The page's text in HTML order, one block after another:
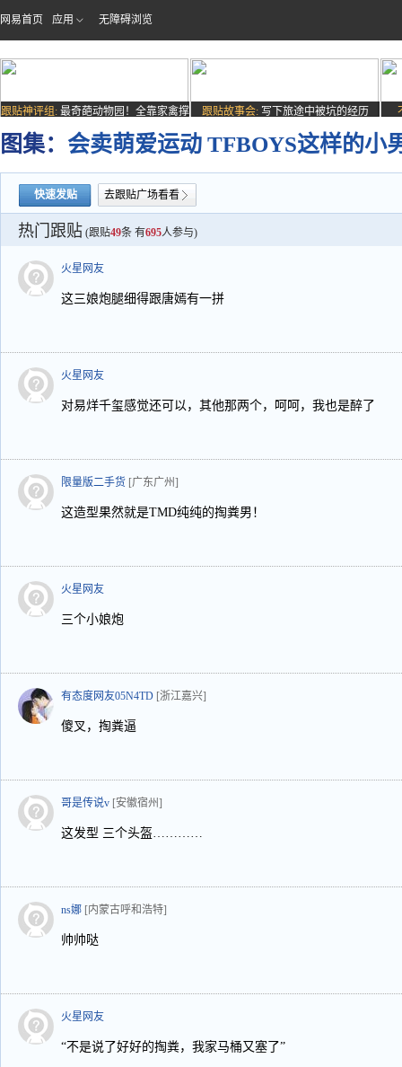
网易首页 应用 无障碍浏览
跟贴神评组: 最奇葩动物园！全靠家禽撑
场子
跟贴故事会: 写下旅途中被坑的经历
图集： 会卖萌爱运动 TFBOYS这样的小
快速发贴 去跟贴广场看看
热门跟贴 (跟贴49条 有695人参与)
火星网友
这三娘炮腿细得跟唐嫣有一拼
火星网友
对易烊千玺感觉还可以，其他那两个，呵呵，我也是醉了
限量版二手货 [广东广州]
这造型果然就是TMD纯纯的掏粪男！
火星网友
三个小娘炮
有态度网友05N4TD [浙江嘉兴]
傻叉，掏粪逼
哥是传说v [安徽宿州]
这发型 三个头盔…………
ns娜 [内蒙古呼和浩特]
帅帅哒
火星网友
“不是说了好好的掏粪，我家马桶又塞了”